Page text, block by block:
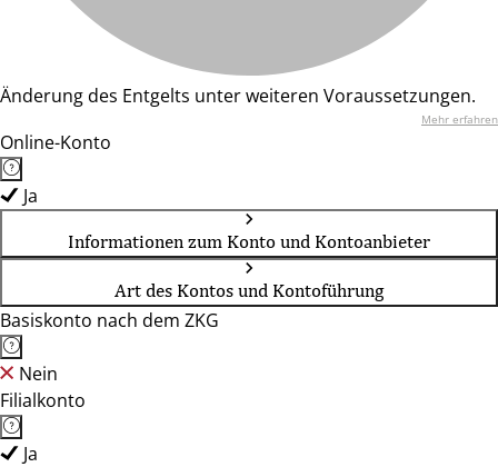
Änderung des Entgelts unter weiteren Voraussetzungen.
Mehr erfahren
Online-Konto
Ja
Informationen zum Konto und Kontoanbieter
Art des Kontos und Kontoführung
Basiskonto nach dem ZKG
Nein
Filialkonto
Ja